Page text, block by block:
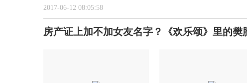
2017-06-12 08:05:58
房产证上加不加女友名字？《欢乐颂》里的樊